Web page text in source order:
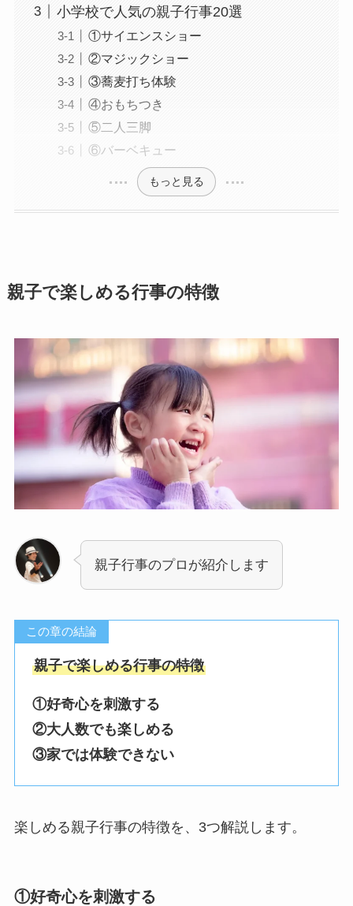
小学校で人気の親子行事20選
①サイエンスショー
②マジックショー
③蕎麦打ち体験
④おもちつき
⑤二人三脚
⑥バーベキュー
もっと見る
親子で楽しめる行事の特徴
親子行事のプロが紹介します
この章の結論
親子で楽しめる行事の特徴
①好奇心を刺激する
②大人数でも楽しめる
③家では体験できない
楽しめる親子行事の特徴を、3つ解説します。
①好奇心を刺激する